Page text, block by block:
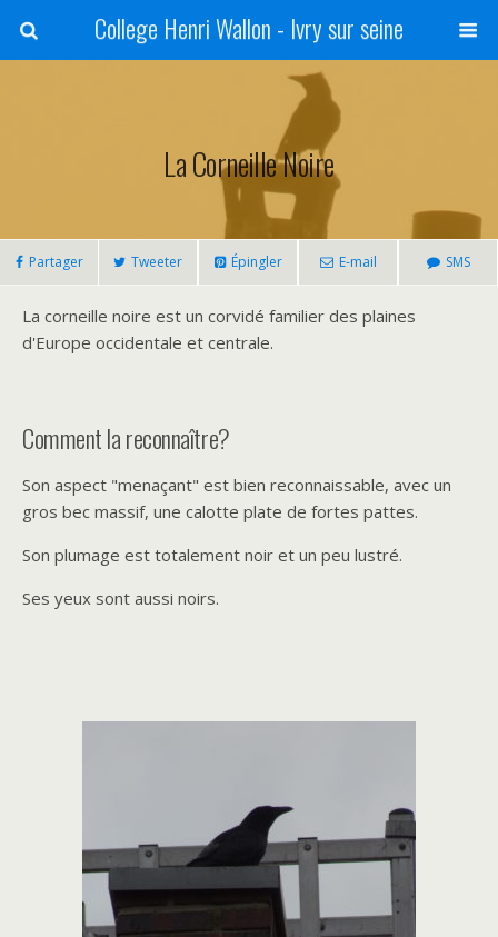
College Henri Wallon - Ivry sur seine
La Corneille Noire
Partager Tweeter Épingler E-mail SMS
La corneille noire est un corvidé familier des plaines
d'Europe occidentale et centrale.
Comment la reconnaître?
Son aspect "menaçant" est bien reconnaissable, avec un
gros bec massif, une calotte plate de fortes pattes.
Son plumage est totalement noir et un peu lustré.
Ses yeux sont aussi noirs.